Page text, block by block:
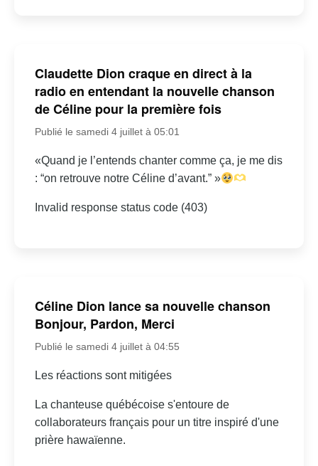
Claudette Dion craque en direct à la
radio en entendant la nouvelle chanson
de Céline pour la première fois
Publié le samedi 4 juillet à 05:01
«Quand je l’entends chanter comme ça, je me dis
: “on retrouve notre Céline d’avant.” »
Invalid response status code (403)
Céline Dion lance sa nouvelle chanson
Bonjour, Pardon, Merci
Publié le samedi 4 juillet à 04:55
Les réactions sont mitigées
La chanteuse québécoise s'entoure de
collaborateurs français pour un titre inspiré d'une
prière hawaïenne.